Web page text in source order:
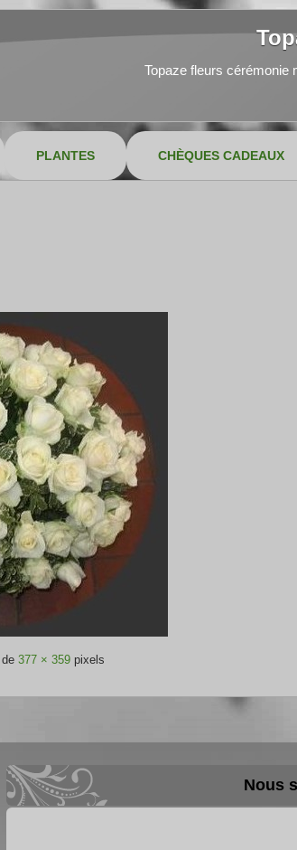
Topaze fleurs cérémonie
PLANTES CHÈQUES CADEAUX
377 × 359pixels
Nous